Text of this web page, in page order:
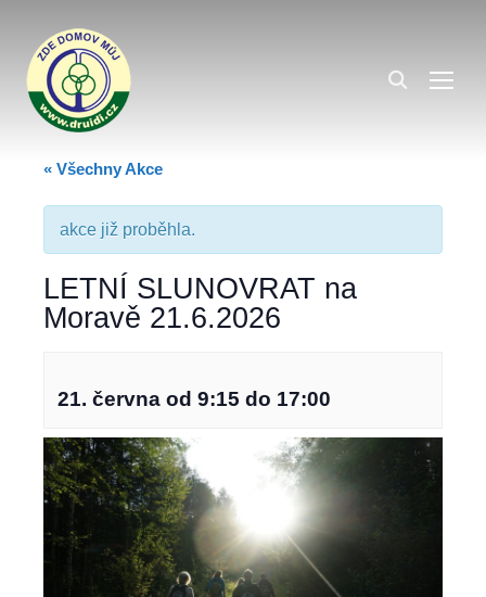
« Všechny Akce
akce již proběhla.
LETNÍ SLUNOVRAT na
Moravě 21.6.2026
21. června od 9:15 do 17:00